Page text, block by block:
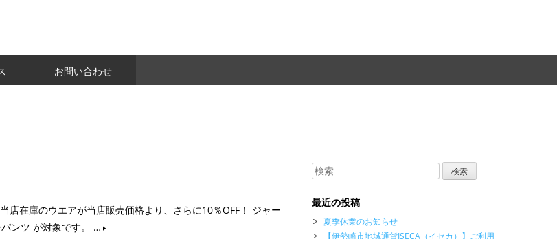
お問い合わせ
店在庫のウエアが当店販売価格より、さらに10％OFF！ ジャー
ンツ が対象です。 …
検
最近の投稿
夏季休業のお知らせ
【伊勢崎市地域通貨ISECA（イセカ）】ご利用